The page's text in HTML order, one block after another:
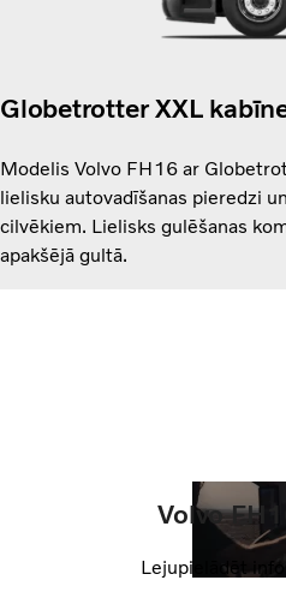
Globetrotter XXL
Modelis Volvo FH16 ar
lielisku autovadīšanas pieredzi
cilvēkiem. Lielisks gulēšanas
apakšējā gultā.
Volvo
Lejupielādēt